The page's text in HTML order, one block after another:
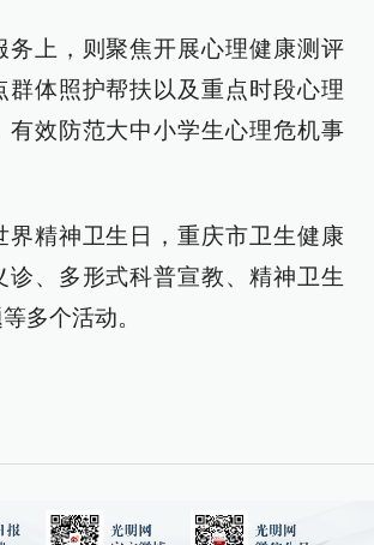
务上，则聚焦开展心理健康测评
群体照护帮扶以及重点时段心理
有效防范大中小学生心理危机事
界精神卫生日，重庆市卫生健康
诊、多形式科普宣教、精神卫生
多个活动。